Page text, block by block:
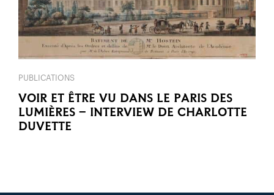
PUBLICATIONS
VOIR ET ÊTRE VU DANS LE PARIS DES
LUMIÈRES – INTERVIEW DE CHARLOTTE
DUVETTE